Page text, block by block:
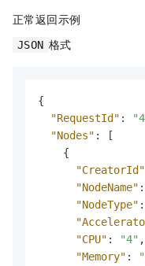
正常返回示例
JSON 格式
{
"RequestId" :
"Nodes" :
[
{
"CreatorId"
"NodeName" :
"NodeType" :
"CPU" : "4" ,
"Memory" :